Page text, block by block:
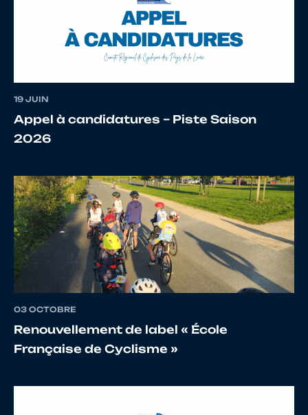
19 JUIN
Appel à candidatures – Piste Saison
2026
03 OCTOBRE
Renouvellement de label « École
Française de Cyclisme »